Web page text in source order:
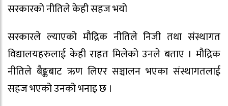
सरकारको नीतिले केही सहज भयो
सरकारले ल्याएको मौद्रिक नीतिले निजी तथा संस्थागत
विद्यालयहरुलाई केही राहत मिलेको उनले बताए । मौद्रिक
नीतिले बैङ्कबाट ऋण लिएर सञ्चालन भएका संस्थागतलाई
सहज भएको उनको भनाइ छ ।